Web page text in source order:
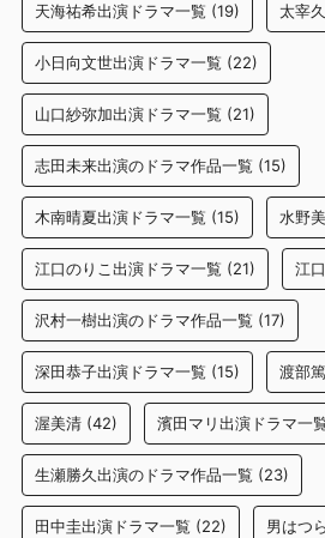
天海祐希出演ドラマ一覧 (19) 太宰
小日向文世出演ドラマ一覧 (22)
山口紗弥加出演ドラマ一覧 (21)
志田未来出演のドラマ作品一覧 (15)
木南晴夏出演ドラマ一覧 (15) 水野
江口のりこ出演ドラマ一覧 (21) 江
沢村一樹出演のドラマ作品一覧 (17)
深田恭子出演ドラマ一覧 (15) 渡部
渥美清 (42) 濱田マリ出演ドラマ一
生瀬勝久出演のドラマ作品一覧 (23)
田中圭出演ドラマ一覧 (22) 男はつ